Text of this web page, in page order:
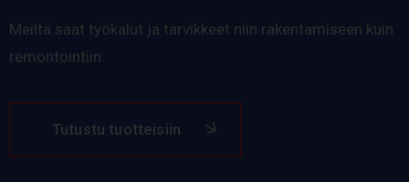
Meiltä saat työkalut ja tarvikkeet niin rakentamiseen kuin
remontointiin.
Tutustu tuotteisiin